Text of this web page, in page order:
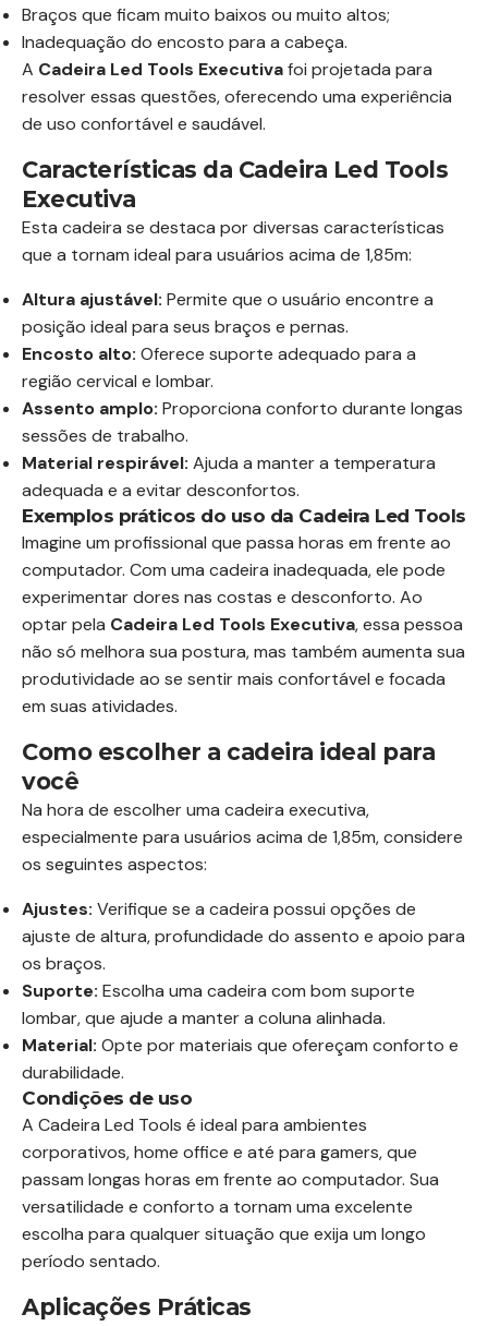
Braços que ficam muito baixos ou muito altos;
Inadequação do encosto para a cabeça.
A Cadeira Led Tools Executivafoi projetada para
resolver essas questões, oferecendo uma experiência
de uso confortável e saudável.
Características da Cadeira Led Tools
Executiva
Esta cadeira se destaca por diversas características
que a tornam ideal para usuários acima de 1,85m:
Altura ajustável: Permite que o usuário encontre a
posição ideal para seus braços e pernas.
Encosto alto: Oferece suporte adequado para a
região cervical e lombar.
Assento amplo: Proporciona conforto durante longas
sessões de trabalho.
Material respirável: Ajuda a manter a temperatura
adequada e a evitar desconfortos.
Exemplos práticos do uso da Cadeira Led Tools
Imagine um profissional que passa horas em frente ao
computador. Com uma cadeira inadequada, ele pode
experimentar dores nas costas e desconforto. Ao
optar pela Cadeira Led Tools Executiva, essa pessoa
não só melhora sua postura, mas também aumenta sua
produtividade ao se sentir mais confortável e focada
em suas atividades.
Como escolher a cadeira ideal para
você
Na hora de escolher uma cadeira executiva,
especialmente para usuários acima de 1,85m, considere
os seguintes aspectos:
Ajustes: Verifique se a cadeira possui opções de
ajuste de altura, profundidade do assento e apoio para
os braços.
Suporte: Escolha uma cadeira com bom suporte
lombar, que ajude a manter a coluna alinhada.
Material: Opte por materiais que ofereçam conforto e
durabilidade.
Condições de uso
A Cadeira Led Tools é ideal para ambientes
corporativos, home office e até para gamers, que
passam longas horas em frente ao computador. Sua
versatilidade e conforto a tornam uma excelente
escolha para qualquer situação que exija um longo
período sentado.
Aplicações Práticas